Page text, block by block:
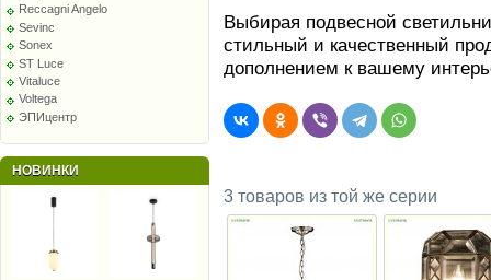
Reccagni Angelo
Sevinc
Sonex
ST Luce
Vitaluce
Voltega
ЭПИцентр
НОВИНКИ
Выбирая подвесной
стильный и качественный
дополнением к вашему
3 товаров из той же серии